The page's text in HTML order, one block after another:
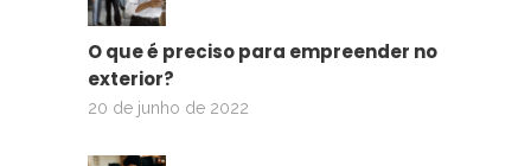
O que é preciso para empreender no
exterior?
20 de junho de 2022